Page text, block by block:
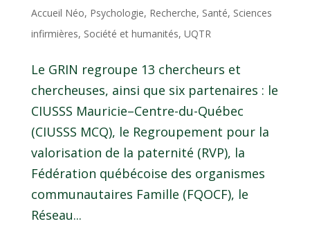
Accueil Néo, Psychologie, Recherche, Santé, Sciences
infirmières, Société et humanités, UQTR
Le GRIN regroupe 13 chercheurs et
chercheuses, ainsi que six partenaires : le
CIUSSS Mauricie–Centre-du-Québec
(CIUSSS MCQ), le Regroupement pour la
valorisation de la paternité (RVP), la
Fédération québécoise des organismes
communautaires Famille (FQOCF), le
Réseau...